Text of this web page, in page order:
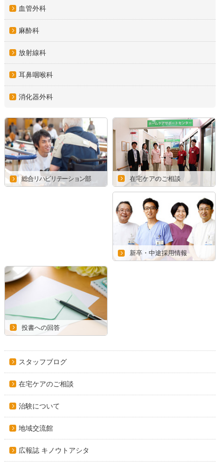
血管外科
麻酔科
放射線科
耳鼻咽喉科
消化器外科
総合リハビリテーション部 在宅ケアのご相談
新卒・中途採用情報
投書への回答
スタッフブログ
在宅ケアのご相談
治験について
地域交流館
広報誌 キノウトアシタ